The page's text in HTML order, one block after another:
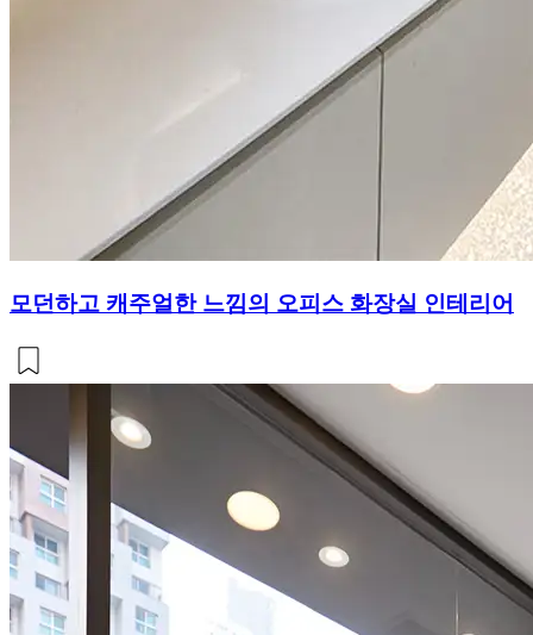
모던하고 캐주얼한 느낌의 오피스 화장실 인테리어